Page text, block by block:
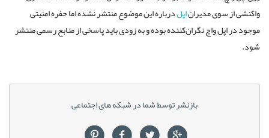
واکنشی از سوی مدیراناپلدرباره این موضوع منتشر نشده اما حفره امنیتی
موجود در اپل واچ نگران‌کننده بوده و به زودی باید پاسخی از منابع رسمی منتشر
شود.
بازنشر توسط شما در شبکه های اجتماعی